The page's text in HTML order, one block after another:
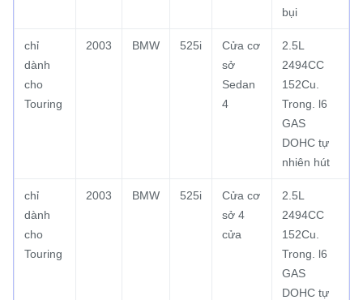
bụi
chỉ
dành
cho
Touring
2003 BMW 525i
Cửa cơ
sở
Sedan
4
2.5L
2494CC
152Cu.
Trong.
l6
GAS
DOHC tự
nhiên hút
chỉ
dành
cho
Touring
2003 BMW 525i
Cửa cơ
sở 4
cửa
2.5L
2494CC
152Cu.
Trong.
l6
GAS
DOHC tự